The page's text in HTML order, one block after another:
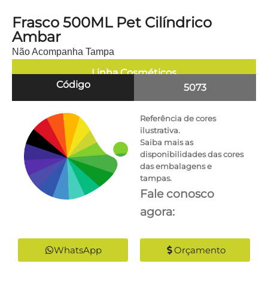
Frasco 500ML Pet Cilíndrico
Ambar
Não Acompanha Tampa
Linha Cosméticos
Código
5073
Referência de cores
ilustrativa.
Saiba mais as
disponibilidades das cores
das embalagens e
tampas.
Fale conosco
agora:
WhatsApp Orçamento